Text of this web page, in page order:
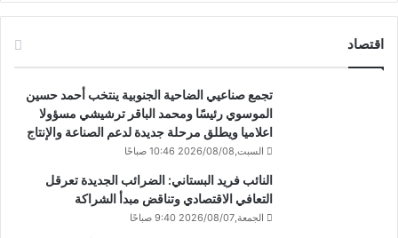
اقتصاد
تجمع صناعيي الضاحية الجنوبية ينتخب أحمد حسين
الموسوي رئيسًا ومحمد الباقر ترشيشي مسؤولا
اعلاميا ويطلق مرحلة جديدة لدعم الصناعة والإنتاج
السبت,2026/08/08 10:46 صباحًا
النائب فريد البستاني: الضرائب الجديدة تعرقل
التعافي الاقتصادي وتناقض مبدأ الشراكة
الجمعة,2026/08/07 9:40 صباحًا